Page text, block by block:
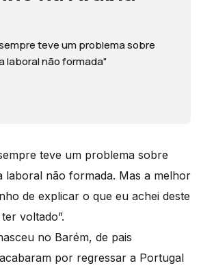
teve um problema sobre
laboral não formada"
teve um problema sobre
laboral não formada. Mas a melhor
de explicar o que eu achei deste
voltado”.
no Barém, de pais
por regressar a Portugal